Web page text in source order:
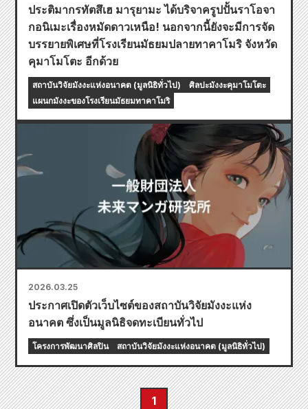
ประติมากรทัตสึเฮ มารุยามะ ได้บริจาครูปปั้นราโอจา
กอนิเมะเรื่องหมัดดาวเหนือ! นอกจากนี้ยังจะมีการจัด
บรรยายพิเศษที่โรงเรียนมัธยมปลายทาคาโมริ จังหวัด
คุมาโมโตะ อีกด้วย
สถาบันวิจัยมังงะแห่งอนาคต (มูลนิธิทั่วไป)
ศิลปะมังงะคุมาโมโตะ
แผนกมังงะของโรงเรียนมัธยมทาคาโมริ
2026.03.25
ประกาศเปิดตัวเว็บไซต์ของสถาบันวิจัยมังงะแห่ง
อนาคต ซึ่งเป็นมูลนิธิจดทะเบียนทั่วไป
โครงการพัฒนาศิลปิน สถาบันวิจัยมังงะแห่งอนาคต (มูลนิธิทั่วไป)
1